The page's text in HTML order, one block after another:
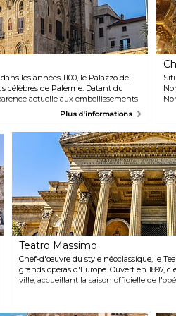
les années 1100, le Palazzo dei
célèbres de Palerme. Datant du
actuelle aux embellissements
de mosaïques byzantines
par les Normands. Ne passez pas à
!
Plus d'informations
de
est
Teatro Massimo
Chef-d'œuvre du style néoclassique, le
grands opéras d'Europe. Ouvert en 1897,
ville, accueillant la saison officielle de
flamboyants peuvent être explorés lors